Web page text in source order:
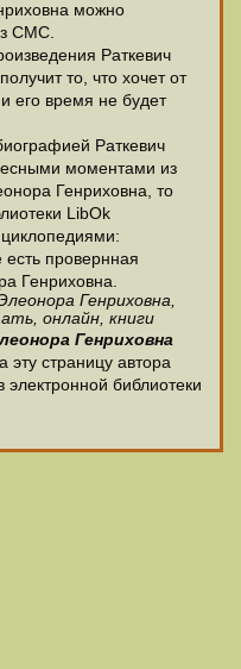
можно
СМС.
Раткевич
то, что хочет от
его время не будет
Раткевич
моментами из
Генриховна, то
LibOk
провернная
Генриховна.
Генриховна,
онлайн, книги
Генриховна
эту страницу автора
библиотеки